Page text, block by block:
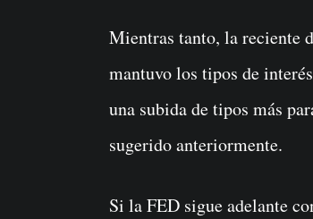
Mientras tanto, la reciente
mantuvo los tipos de
una subida de tipos más
sugerido anteriormente.
Si la FED sigue adelante